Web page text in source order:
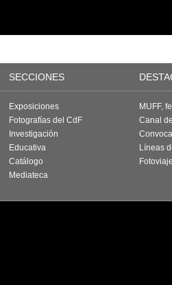
SECCIONES
Exposiciones
Fotografías del CdF
Investigación
Educativa
Catálogo
Mediateca
MUFF,
Canal
Líneas